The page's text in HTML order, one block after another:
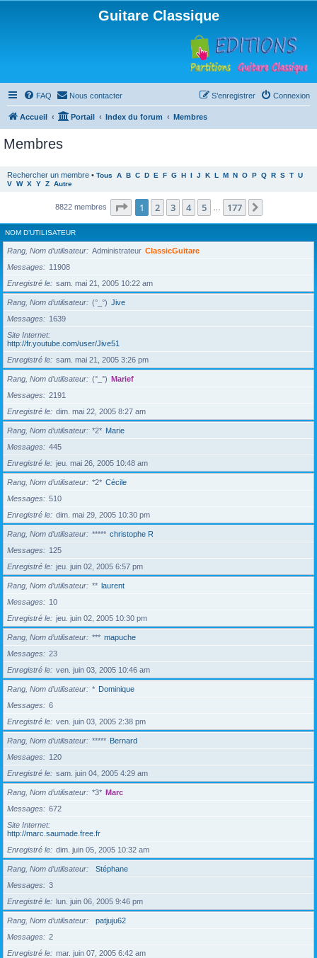
Guitare Classique
FAQ Nous contacter Connexion
S’enregistrer
Accueil Portail Index du forum Membres
Membres
Rechercher un membre • Tous A B C D E F G H I J K L M N O P Q R S T U
V W X Y Z Autre
8822 membres Page 1sur177
1 2 3 4 5 177
NOM D’UTILISATEUR
Rang, Nom d’utilisateur Administrateur ClassicGuitare
Messages
11908
Enregistré le
sam. mai 21, 2005 10:22 am
Rang, Nom d’utilisateur (°_°) Jive
Messages
1639
Site Internet
http://fr.youtube.com/user/Jive51
Enregistré le
sam. mai 21, 2005 3:26 pm
Rang, Nom d’utilisateur (°_°) Marief
Messages
2191
Enregistré le
dim. mai 22, 2005 8:27 am
Rang, Nom d’utilisateur *2* Marie
Messages
445
Enregistré le
jeu. mai 26, 2005 10:48 am
Rang, Nom d’utilisateur *2* Cécile
Messages
510
Enregistré le
dim. mai 29, 2005 10:30 pm
Rang, Nom d’utilisateur ***** christophe R
Messages
125
Enregistré le
jeu. juin 02, 2005 6:57 pm
Rang, Nom d’utilisateur ** laurent
Messages
10
Enregistré le
jeu. juin 02, 2005 10:30 pm
Rang, Nom d’utilisateur *** mapuche
Messages
23
Enregistré le
ven. juin 03, 2005 10:46 am
Rang, Nom d’utilisateur * Dominique
Messages
6
Enregistré le
ven. juin 03, 2005 2:38 pm
Rang, Nom d’utilisateur ***** Bernard
Messages
120
Enregistré le
sam. juin 04, 2005 4:29 am
Rang, Nom d’utilisateur *3* Marc
Messages
672
Site Internet
http://marc.saumade.free.fr
Enregistré le
dim. juin 05, 2005 10:32 am
Rang, Nom d’utilisateur
Stéphane
Messages
3
Enregistré le
lun. juin 06, 2005 9:46 pm
Rang, Nom d’utilisateur
patjuju62
Messages
2
Enregistré le
mar. juin 07, 2005 6:42 am